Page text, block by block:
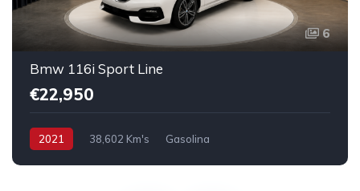
6
Bmw 116i Sport Line
€22,950
2021 38,602 Km's Gasolina